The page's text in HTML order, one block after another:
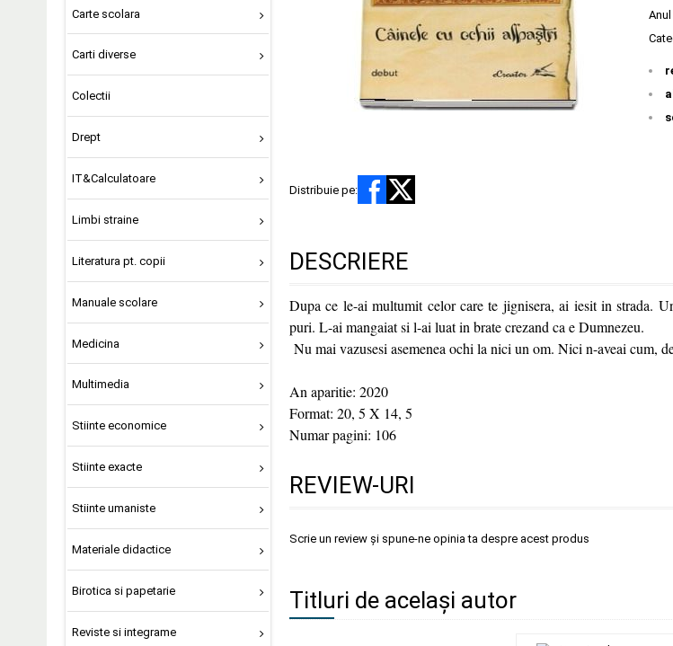
Carte scolara
Carti diverse
Colectii
Drept
IT&Calculatoare
Limbi straine
Literatura pt. copii
Manuale scolare
Medicina
Multimedia
Stiinte economice
Stiinte exacte
Stiinte umaniste
Materiale didactice
Birotica si papetarie
Reviste si integrame
Distribuie pe:
DESCRIERE
Dupa ce le-ai multumit celor care te jignisera, ai iesit in strada.
puri. L-ai mangaiat si l-ai luat in brate crezand ca e Dumnezeu.
Nu mai vazusesi asemenea ochi la nici un om. Nici n-aveai cum,
An aparitie: 2020
Format: 20, 5 X 14, 5
Numar pagini: 106
REVIEW-URI
Scrie un review și spune-ne opinia ta despre acest produs
Titluri de același autor